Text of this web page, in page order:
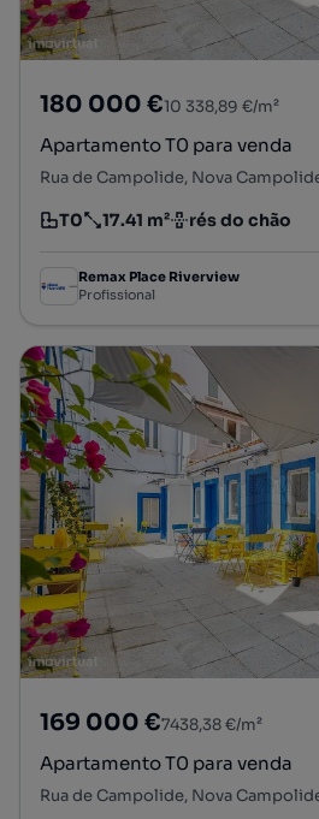
180 000 €10 338,89 €/m²
Apartamento T0 para venda
Tipologia
T0
Preço por metro quadrado
17.41 m²
Andar rés do chão
Remax Place Riverview
Profissional
169 000 €7438,38 €/m²
Apartamento T0 para venda